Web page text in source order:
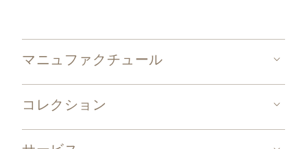
マニュファクチュール
コレクション